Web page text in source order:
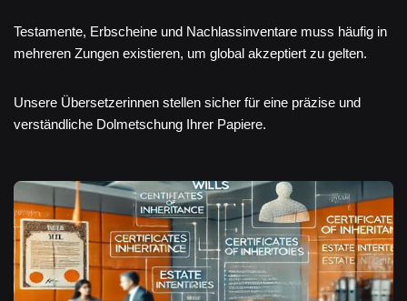
Testamente, Erbscheine und Nachlassinventare muss häufig in
mehreren Zungen existieren, um global akzeptiert zu gelten.
Unsere Übersetzerinnen stellen sicher für eine präzise und
verständliche Dolmetschung Ihrer Papiere.